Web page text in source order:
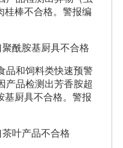
桂棒不合格。警报编
酰胺基厨具不合格
品和饲料类快速预警
产品检测出芳香胺超
基厨具不合格。警报
叶产品不合格